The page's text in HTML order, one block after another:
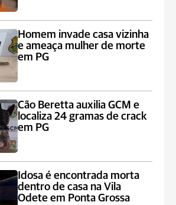
Homem invade casa vizinha
e ameaça mulher de morte
em PG
Cão Beretta auxilia GCM e
localiza 24 gramas de crack
em PG
Idosa é encontrada morta
dentro de casa na Vila
Odete em Ponta Grossa